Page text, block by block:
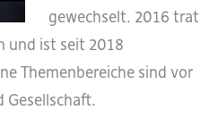
gewechselt. 2016 trat
und ist seit 2018
Themenbereiche sind vor
Gesellschaft.